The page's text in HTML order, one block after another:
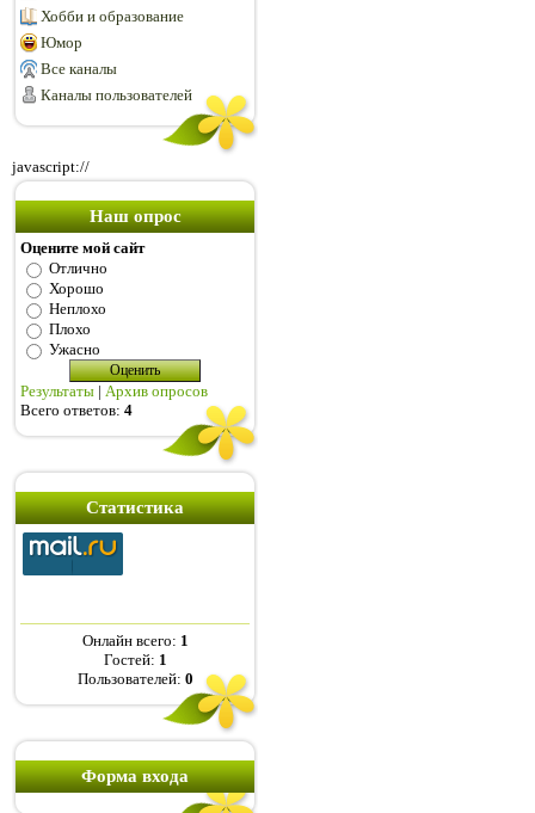
Хобби и образование
Юмор
Все каналы
Каналы пользователей
javascript://
Наш опрос
Оцените мой сайт
Отлично
Хорошо
Неплохо
Плохо
Ужасно
Результаты | Архив опросов
Всего ответов: 4
Статистика
Онлайн всего: 1
Гостей: 1
Пользователей: 0
Форма входа